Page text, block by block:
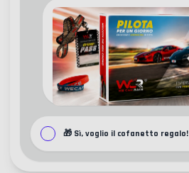
Contatti
🎁 Sì, voglio il cofanetto regalo!